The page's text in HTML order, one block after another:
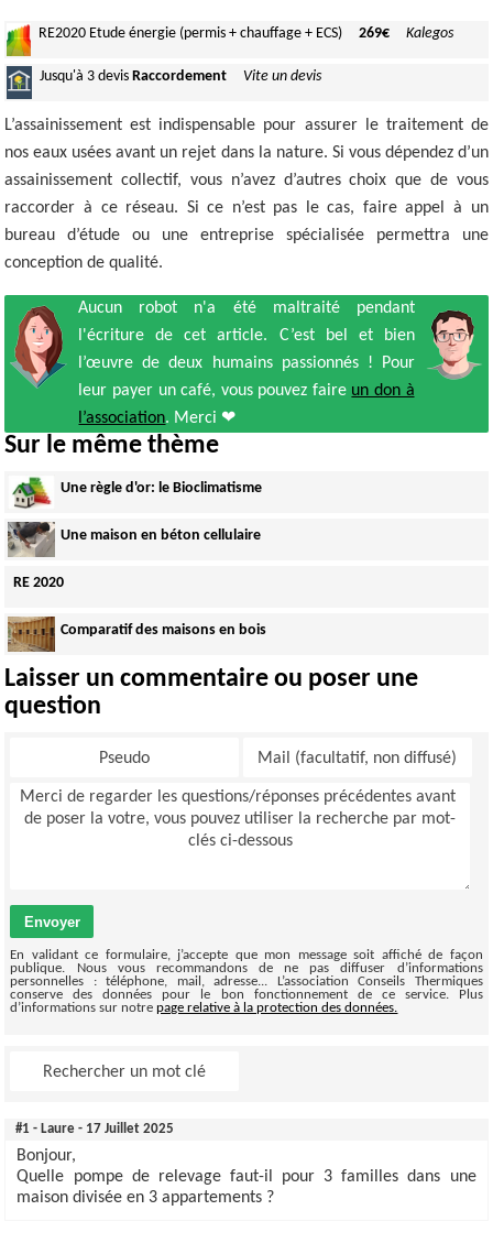
RE2020 Etude énergie (permis + chauffage + ECS) 269€ Kalegos
Jusqu'à 3 devis Raccordement Vite un devis
L’assainissement est indispensable pour assurer le traitement de
nos eaux usées avant un rejet dans la nature. Si vous dépendez d’un
assainissement collectif, vous n’avez d’autres choix que de vous
raccorder à ce réseau. Si ce n’est pas le cas, faire appel à un
bureau d’étude ou une entreprise spécialisée permettra une
conception de qualité.
Aucun robot n'a été maltraité pendant
l'écriture de cet article. C’est bel et bien
l’œuvre de deux humains passionnés ! Pour
leur payer un café, vous pouvez faire un don à
l’association. Merci ❤
Sur le même thème
Une règle d'or: le Bioclimatisme
Une maison en béton cellulaire
RE 2020
Comparatif des maisons en bois
Laisser un commentaire ou poser une
question
Envoyer
En validant ce formulaire, j’accepte que mon message soit affiché de façon
publique. Nous vous recommandons de ne pas diffuser d’informations
personnelles : téléphone, mail, adresse... L’association Conseils Thermiques
conserve des données pour le bon fonctionnement de ce service. Plus
d’informations sur notrepage relative à la protection des données.
#1 - Laure - 17 Juillet 2025
Bonjour,
Quelle pompe de relevage faut-il pour 3 familles dans une
maison divisée en 3 appartements ?